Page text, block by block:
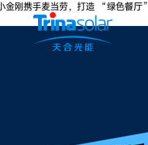
金刚携手麦当劳，打造 “绿色餐厅”